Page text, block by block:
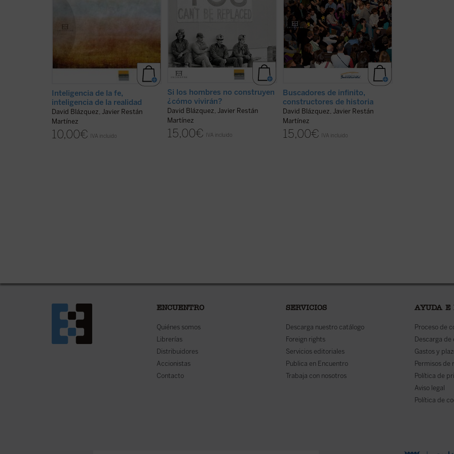
de la realidad», extraído de un
Inteligencia de la fe,
inteligencia de la realidad
David Blázquez, Javier Restán
Martínez
10,00€ IVA incluido
El lema del EncuentroMadrid'10
través ...(ver ficha)
Si los hombres no construyen
¿cómo vivirán?
David Blázquez, Javier Restán
Martínez
15,00€ IVA incluido
independientemente de su
tradición, ideología y creencias,
toman en serio sus propias
exigencias humanas.
(ver ficha)
Buscadores de infinito,
constructores de historia
David Blázquez, Javier Restán
Martínez
15,00€ IVA incluido
ENCUENTRO
Quiénes somos
Librerías
Distribuidores
Accionistas
Contacto
SERVICIOS
Descarga nuestro catálogo
Foreign rights
Servicios editoriales
Publica en Encuentro
Trabaja con nosotros
AYUDA E
Proceso de
Descarga de
Gastos y
Permisos de
Política de
Aviso legal
Política de